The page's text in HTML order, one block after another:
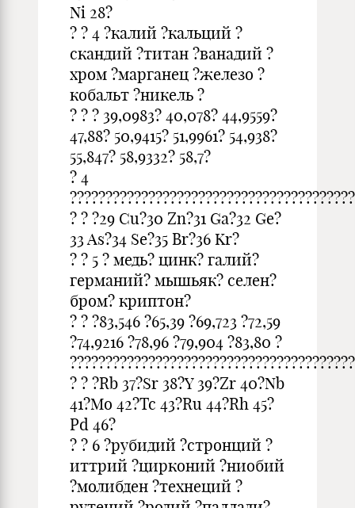
Ni 28?
? ? 4 ?калий ?кальций ?
скандий ?титан ?ванадий ?
хром ?марганец ?железо ?
кобальт ?никель ?
? ? ? 39,0983? 40,078? 44,9559?
47,88? 50,9415? 51,9961? 54,938?
55,847? 58,9332? 58,7?
? 4
? ? ?29 Cu?30 Zn?31 Ga?32 Ge?
33 As?34 Se?35 Br?36 Kr?
? ? 5 ? медь? цинк? галий?
германий? мышьяк? селен?
бром? криптон?
? ? ?83,546 ?65,39 ?69,723 ?72,59
?74,9216 ?78,96 ?79,904 ?83,80 ?
? ? ?Rb 37?Sr 38?Y 39?Zr 40?Nb
41?Mo 42?Tc 43?Ru 44?Rh 45?
Pd 46?
? ? 6 ?рубидий ?стронций ?
иттрий ?цирконий ?ниобий
?молибден ?технеций ?